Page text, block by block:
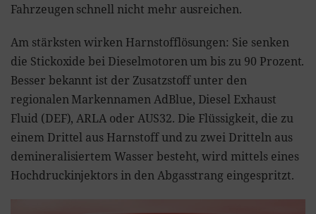
Fahrzeugen schnell nicht mehr ausreichen.
Am stärksten wirken Harnstofflösungen: Sie senken
die Stickoxide bei Dieselmotoren um bis zu 90 Prozent.
Besser bekannt ist der Zusatzstoff unter den
regionalen Markennamen AdBlue, Diesel Exhaust
Fluid (DEF), ARLA oder AUS32. Die Flüssigkeit, die zu
einem Drittel aus Harnstoff und zu zwei Dritteln aus
demineralisiertem Wasser besteht, wird mittels eines
Hochdruckinjektors in den Abgasstrang eingespritzt.